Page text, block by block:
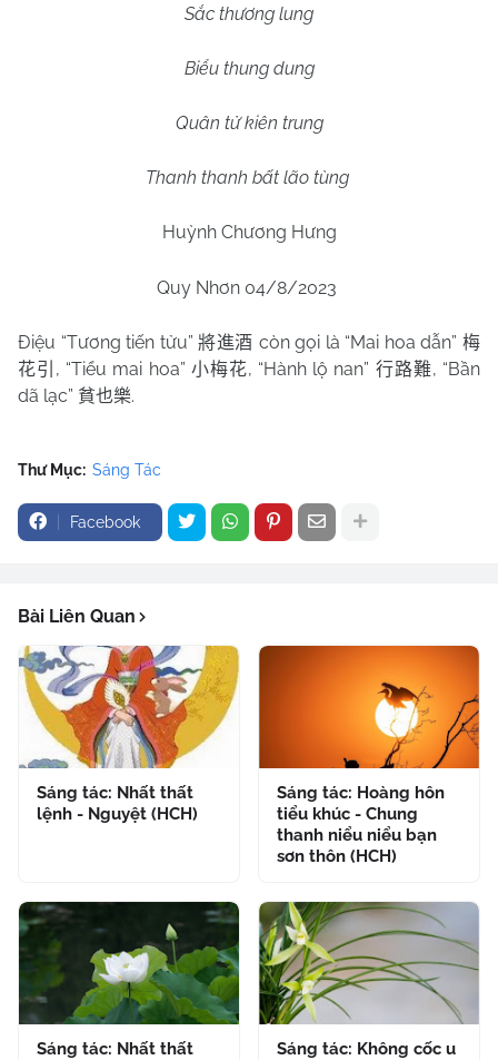
Sắc thương lung
Biểu thung dung
Quân tử kiên trung
Thanh thanh bất lão tùng
Huỳnh Chương Hưng
Quy Nhơn 04/8/2023
Điệu “Tương tiến tửu”將進酒 còn gọi là “Mai hoa dẫn”梅
花引 , “Tiểu mai hoa” 小梅花, “Hành lộ nan” 行路難, “Bần
dã lạc” 貧也樂.
Thư Mục: Sáng Tác
Facebook
Bài Liên Quan
Sáng tác: Nhất thất
lệnh - Nguyệt (HCH)
Sáng tác: Hoàng hôn
tiểu khúc - Chung
thanh niểu niểu bạn
sơn thôn (HCH)
Sáng tác: Nhất thất
Sáng tác: Không cốc u